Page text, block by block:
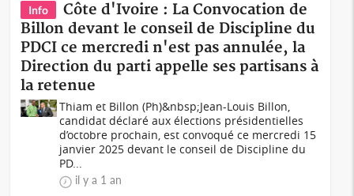
Info
Côte d'Ivoire : La Convocation de
Billon devant le conseil de Discipline du
PDCI ce mercredi n'est pas annulée, la
Direction du parti appelle ses partisans à
la retenue
Thiam et Billon (Ph)&nbsp;Jean-Louis Billon,
candidat déclaré aux élections présidentielles
d’octobre prochain, est convoqué ce mercredi 15
janvier 2025 devant le conseil de Discipline du
PD...
il y a 1 an